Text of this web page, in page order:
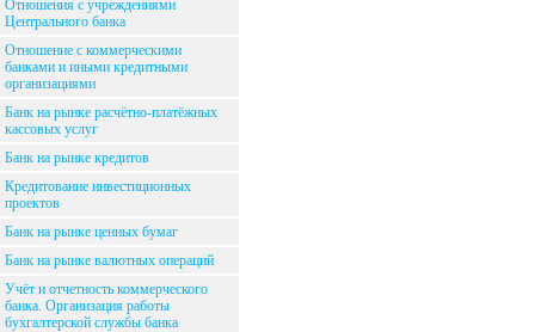
Отношения с учреждениями
Центрального банка
Отношение с коммерческими
банками и иными кредитными
организациями
Банк на рынке расчётно-платёжных
кассовых услуг
Банк на рынке кредитов
Кредитование инвестиционных
проектов
Банк на рынке ценных бумаг
Банк на рынке валютных операций
Учёт и отчетность коммерческого
банка. Организация работы
бухгалтерской службы банка